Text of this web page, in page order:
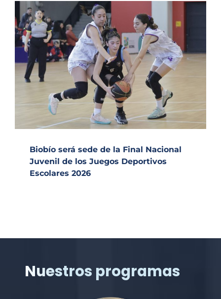
Biobío será sede de la Final Nacional
Juvenil de los Juegos Deportivos
Escolares 2026
Nuestros programas